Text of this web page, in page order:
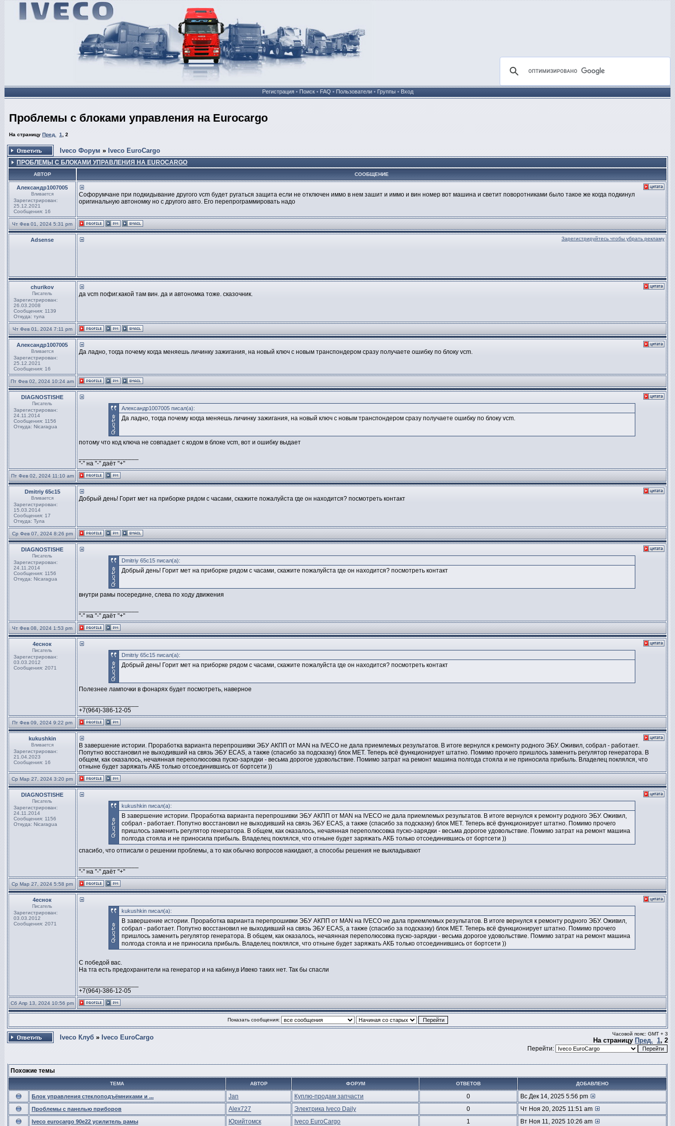
Регистрация• Поиск• FAQ • Пользователи• Группы• Вход
Проблемы с блоками управления на Eurocargo
На страницу Пред. 1, 2
Iveco Форум » Iveco EuroCargo
ПРОБЛЕМЫ С БЛОКАМИ УПРАВЛЕНИЯ НА EUROCARGO
АВТОР СООБЩЕНИЕ
Александр1007005
Вливается
Зарегистрирован:
25.12.2021
Сообщения: 16
Софорумчане при подкидывание другого vcm будет ругаться защита если не отключен иммо в нем зашит и иммо и вин номер вот машина и светит поворотниками было такое же когда подкинул
оригинальную автономку но с другого авто. Его перепрограммировать надо
Чт Фев 01, 2024 5:31 pm
Adsense Зарегистрируйтесь чтобы убрать рекламу
churikov
Писатель
Зарегистрирован:
26.03.2008
Сообщения: 1139
Откуда: тула
да vcm пофиг.какой там вин. да и автономка тоже. сказочник.
Чт Фев 01, 2024 7:11 pm
Александр1007005
Вливается
Зарегистрирован:
25.12.2021
Сообщения: 16
Да ладно, тогда почему когда меняешь личинку зажигания, на новый ключ с новым транспондером сразу получаете ошибку по блоку vcm.
Пт Фев 02, 2024 10:24 am
DIAGNOSTISHE
Писатель
Зарегистрирован:
24.11.2014
Сообщения: 1156
Откуда: Nicaragua
Александр1007005 писал(а):
Да ладно, тогда почему когда меняешь личинку зажигания, на новый ключ с новым транспондером сразу получаете ошибку по блоку vcm.
потому что код ключа не совпадает с кодом в блоке vcm, вот и ошибку выдает
"-" на "-" даёт "+"
Пт Фев 02, 2024 11:10 am
Dmitriy 65c15
Вливается
Зарегистрирован:
15.03.2014
Сообщения: 17
Откуда: Тула
Добрый день! Горит мет на приборке рядом с часами, скажите пожалуйста где он находится? посмотреть контакт
Ср Фев 07, 2024 8:26 pm
DIAGNOSTISHE
Писатель
Зарегистрирован:
24.11.2014
Сообщения: 1156
Откуда: Nicaragua
Dmitriy 65c15 писал(а):
Добрый день! Горит мет на приборке рядом с часами, скажите пожалуйста где он находится? посмотреть контакт
внутри рамы посередине, слева по ходу движения
"-" на "-" даёт "+"
Чт Фев 08, 2024 1:53 pm
4еснок
Писатель
Зарегистрирован:
03.03.2012
Сообщения: 2071
Dmitriy 65c15 писал(а):
Добрый день! Горит мет на приборке рядом с часами, скажите пожалуйста где он находится? посмотреть контакт
Полезнее лампочки в фонарях будет посмотреть, наверное
+7(964)-386-12-05
Пт Фев 09, 2024 9:22 pm
kukushkin
Вливается
Зарегистрирован:
21.04.2023
Сообщения: 16
В завершение истории. Проработка варианта перепрошивки ЭБУ АКПП от MAN на IVECO не дала приемлемых результатов. В итоге вернулся к ремонту родного ЭБУ. Оживил, собрал - работает.
Попутно восстановил не выходивший на связь ЭБУ ECAS, а также (спасибо за подсказку) блок MET. Теперь всё функционирует штатно. Помимо прочего пришлось заменить регулятор генератора. В
общем, как оказалось, нечаянная переполюсовка пуско-зарядки - весьма дорогое удовольствие. Помимо затрат на ремонт машина полгода стояла и не приносила прибыль. Владелец поклялся, что
отныне будет заряжать АКБ только отсоединившись от бортсети ))
Ср Мар 27, 2024 3:20 pm
DIAGNOSTISHE
Писатель
Зарегистрирован:
24.11.2014
Сообщения: 1156
Откуда: Nicaragua
kukushkin писал(а):
В завершение истории. Проработка варианта перепрошивки ЭБУ АКПП от MAN на IVECO не дала приемлемых результатов. В итоге вернулся к ремонту родного ЭБУ. Оживил,
собрал - работает. Попутно восстановил не выходивший на связь ЭБУ ECAS, а также (спасибо за подсказку) блок MET. Теперь всё функционирует штатно. Помимо прочего
пришлось заменить регулятор генератора. В общем, как оказалось, нечаянная переполюсовка пуско-зарядки - весьма дорогое удовольствие. Помимо затрат на ремонт машина
полгода стояла и не приносила прибыль. Владелец поклялся, что отныне будет заряжать АКБ только отсоединившись от бортсети ))
спасибо, что отписали о решении проблемы, а то как обычно вопросов накидают, а способы решения не выкладывают
"-" на "-" даёт "+"
Ср Мар 27, 2024 5:58 pm
4еснок
Писатель
Зарегистрирован:
03.03.2012
Сообщения: 2071
kukushkin писал(а):
В завершение истории. Проработка варианта перепрошивки ЭБУ АКПП от MAN на IVECO не дала приемлемых результатов. В итоге вернулся к ремонту родного ЭБУ. Оживил,
собрал - работает. Попутно восстановил не выходивший на связь ЭБУ ECAS, а также (спасибо за подсказку) блок MET. Теперь всё функционирует штатно. Помимо прочего
пришлось заменить регулятор генератора. В общем, как оказалось, нечаянная переполюсовка пуско-зарядки - весьма дорогое удовольствие. Помимо затрат на ремонт машина
полгода стояла и не приносила прибыль. Владелец поклялся, что отныне будет заряжать АКБ только отсоединившись от бортсети ))
С победой вас.
На тга есть предохранители на генератор и на кабину,в Ивеко таких нет. Так бы спасли
+7(964)-386-12-05
Сб Апр 13, 2024 10:56 pm
Показать сообщения:
Iveco Клуб » Iveco EuroCargo Часовой пояс: GMT + 3
На страницу Пред. 1, 2
Перейти:
Похожие темы
ТЕМА АВТОР ФОРУМ ОТВЕТОВ ДОБАВЛЕНО
Блок управления стеклоподъёмниками и ... Jan Куплю-продам запчасти 0 Вс Дек 14, 2025 5:56 pm
Проблемы с панелью приборов Alex727 Электрика Iveco Daily 0 Чт Ноя 20, 2025 11:51 am
Iveco eurocargo 90e22 усилитель рамы Юрийтомск Iveco EuroCargo 1 Вт Ноя 11, 2025 10:26 am